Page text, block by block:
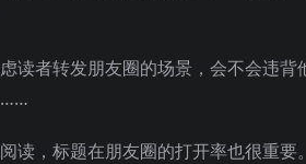
读者转发朋友圈的场景，会不会违
……
读，标题在朋友圈的打开率也很重要。